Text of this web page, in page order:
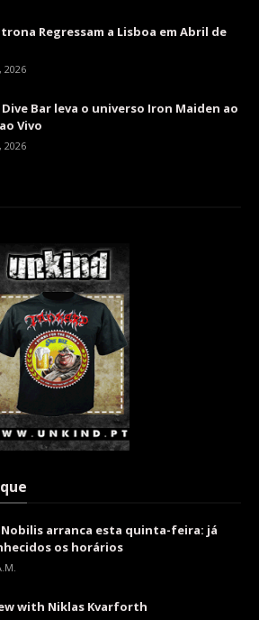
Regressam a Lisboa em Abril de
2026
Dive Bar leva o universo Iron Maiden ao
Vivo
2026
Nobilis arranca esta quinta-feira: já
os horários
with Niklas Kvarforth